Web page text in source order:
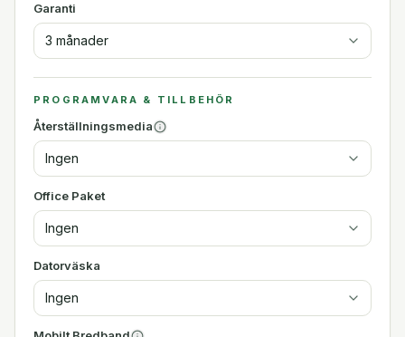
Garanti
3 månader
PROGRAMVARA & TILLBEHÖR
Återställningsmedia
Ingen
Office Paket
Ingen
Datorväska
Ingen